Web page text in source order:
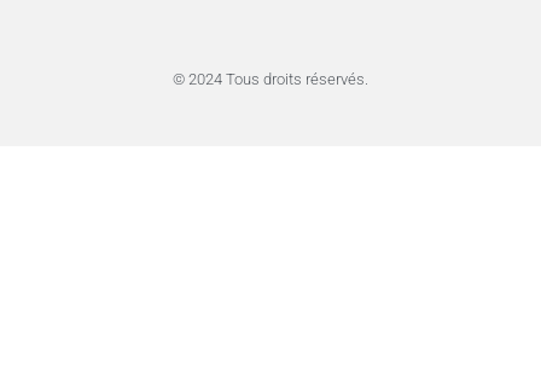
© 2024 Tous droits réservés.